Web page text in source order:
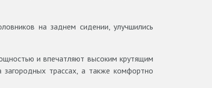
на заднем сидении, улучшились
и впечатляют высоким крутящим
трассах, а также комфортно